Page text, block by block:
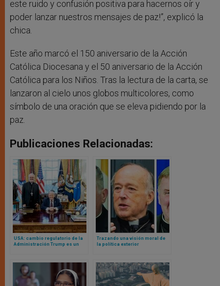
este ruido y confusión positiva para hacernos oír y
poder lanzar nuestros mensajes de paz!”, explicó la
chica.
Este año marcó el 150 aniversario de la Acción
Católica Diocesana y el 50 aniversario de la Acción
Católica para los Niños. Tras la lectura de la carta, se
lanzaron al cielo unos globos multicolores, como
símbolo de una oración que se eleva pidiendo por la
paz.
Publicaciones Relacionadas:
USA: cambio regulatorio de la
Administración Trump es un
servicios religiosos
esenciales
Trazando una visión moral de
la política exterior
3 cardenales estadounidenses